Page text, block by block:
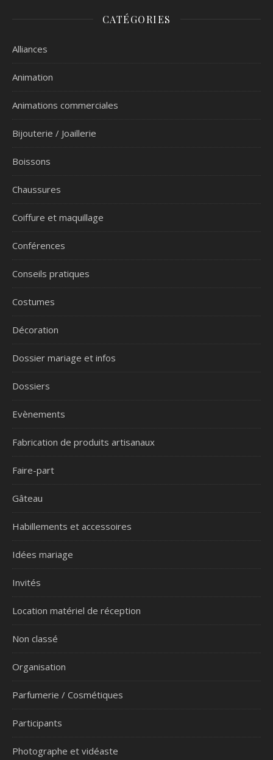
CATÉGORIES
Alliances
Animation
Animations commerciales
Bijouterie / Joaillerie
Boissons
Chaussures
Coiffure et maquillage
Conférences
Conseils pratiques
Costumes
Décoration
Dossier mariage et infos
Dossiers
Evènements
Fabrication de produits artisanaux
Faire-part
Gâteau
Habillements et accessoires
Idées mariage
Invités
Location matériel de réception
Non classé
Organisation
Parfumerie / Cosmétiques
Participants
Photographe et vidéaste